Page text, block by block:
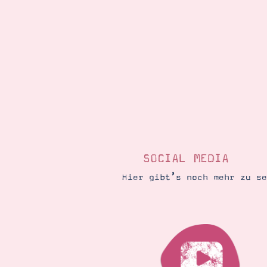
SOCIAL MEDIA
Hier gibt’s noch mehr zu